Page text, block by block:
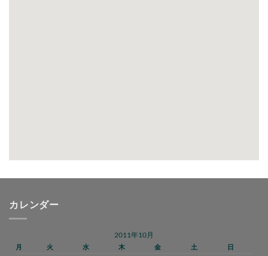
カレンダー
2011年10月
月 火 水 木 金 土 日